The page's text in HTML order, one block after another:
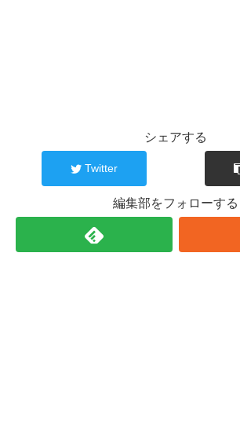
シェアする
Twitter
編集部をフォローする